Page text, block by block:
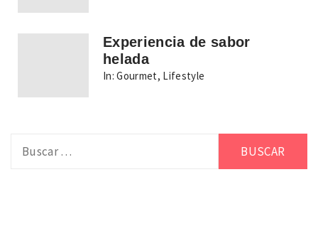
Experiencia de sabor
helada
In: Gourmet, Lifestyle